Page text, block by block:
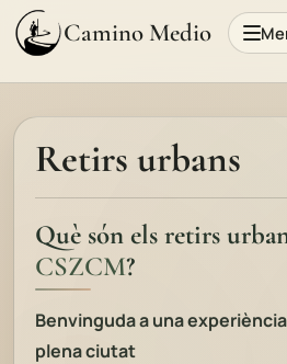
Camino Medio
Retirs urbans
Què són els retirs
CSZCM?
Benvinguda a una
plena ciutat